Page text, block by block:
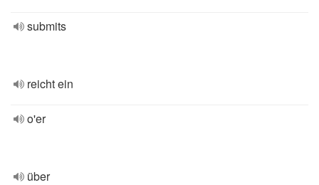
submits
reicht ein
o'er
über